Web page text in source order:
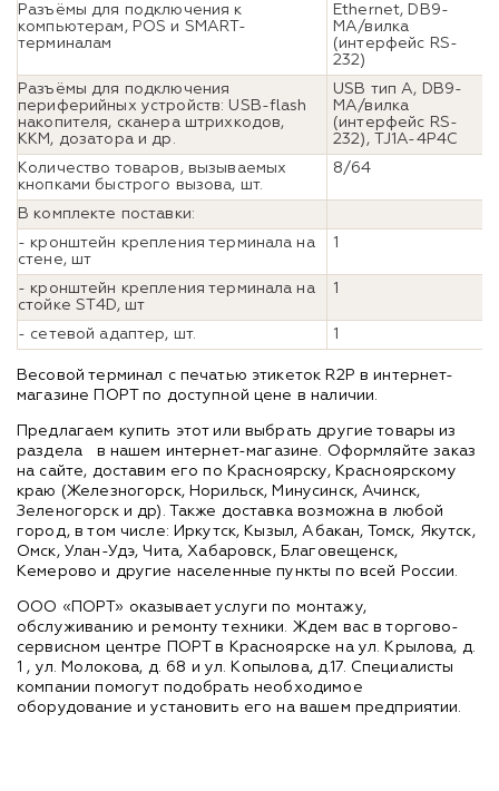
Разъёмы для подключения к
компьютерам, POS и SMART-
терминалам
Ethernet, DB9-
MА/вилка
(интерфейс RS-
232)
Разъёмы для подключения
периферийных устройств: USB-flash
накопителя, сканера штрихкодов,
ККМ, дозатора и др.
USB тип А, DB9-
MА/вилка
(интерфейс RS-
232), TJ1A-4P4C
Количество товаров, вызываемых
кнопками быстрого вызова, шт.
8/64
В комплекте поставки:
- кронштейн крепления терминала на
стене, шт
1
- кронштейн крепления терминала на
стойке ST4D, шт
1
- сетевой адаптер, шт. 1
Весовой терминал с печатью этикеток R2P в интернет-
магазине ПОРТ по доступной цене в наличии.
Предлагаем купить этот или выбрать другие товары из
раздела
в нашем интернет-магазине. Оформляйте заказ
на сайте, доставим его по Красноярску, Красноярскому
краю (Железногорск, Норильск, Минусинск, Ачинск,
Зеленогорск и др). Также доставка возможна в любой
город, в том числе: Иркутск, Кызыл, Абакан, Томск, Якутск,
Омск, Улан-Удэ, Чита, Хабаровск, Благовещенск,
Кемерово и другие населенные пункты по всей России.
ООО «ПОРТ» оказывает услуги по монтажу,
обслуживанию и ремонту техники. Ждем вас в торгово-
сервисном центре ПОРТ в Красноярске на ул. Крылова, д.
1 , ул. Молокова, д. 68 и ул. Копылова, д.17. Специалисты
компании помогут подобрать необходимое
оборудование и установить его на вашем предприятии.